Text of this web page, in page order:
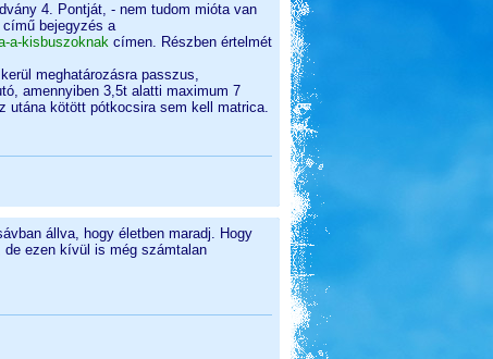
4. Pontját, - nem tudom mióta van
bejegyzés a
a-kisbuszoknakcímen. Részben értelmét
meghatározásra passzus,
amennyiben 3,5t alatti maximum 7
utána kötött pótkocsira sem kell matrica.
állva, hogy életben maradj. Hogy
ezen kívül is még számtalan